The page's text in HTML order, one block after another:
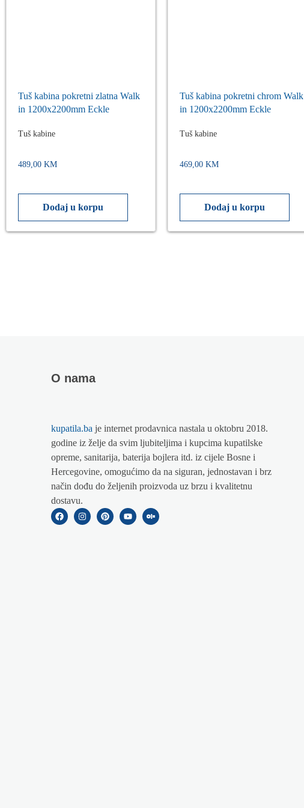
Tuš kabina pokretni zlatna Walk
in 1200x2200mm Eckle
Tuš kabine
489,00KM
Dodaj u korpu
Tuš kabina pokretni chrom Walk
in 1200x2200mm Eckle
Tuš kabine
469,00KM
Dodaj u korpu
O nama
kupatila.ba je internet prodavnica nastala u oktobru 2018.
godine iz želje da svim ljubiteljima i kupcima kupatilske
opreme, sanitarija, baterija bojlera itd. iz cijele Bosne i
Hercegovine, omogućimo da na siguran, jednostavan i brz
način dođu do željenih proizvoda uz brzu i kvalitetnu
dostavu.